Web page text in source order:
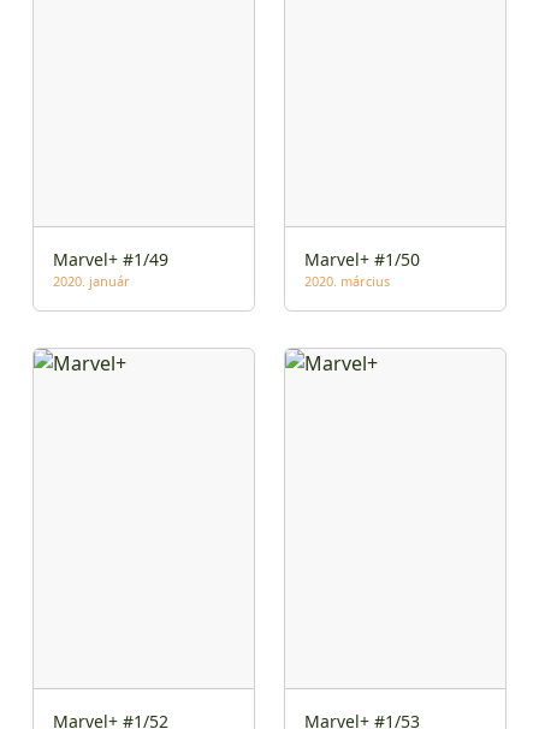
Marvel+ #1/49
2020. január
Marvel+ #1/50
2020. március
Marvel+ #1/52 Marvel+ #1/53